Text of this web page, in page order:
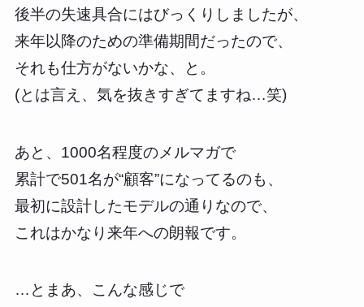
後半の失速具合にはびっくりしましたが、
来年以降のための準備期間だったので、
それも仕方がないかな、と。
(とは言え、気を抜きすぎてますね…笑)
あと、1000名程度のメルマガで
累計で501名が“顧客”になってるのも、
最初に設計したモデルの通りなので、
これはかなり来年への朗報です。
…とまあ、こんな感じで